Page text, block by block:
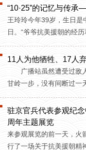
“10·25”的记忆与传
王玲玲今年39岁，生日
日。“爷爷抗美援朝的经
11人为他牺牲、17人
广播站虽然遭受过敌人
甘岭一步，没有间断过一
驻京官兵代表参观纪
周年主题展览
来参观展览的前一天，火
行了一场关于抗美援朝精